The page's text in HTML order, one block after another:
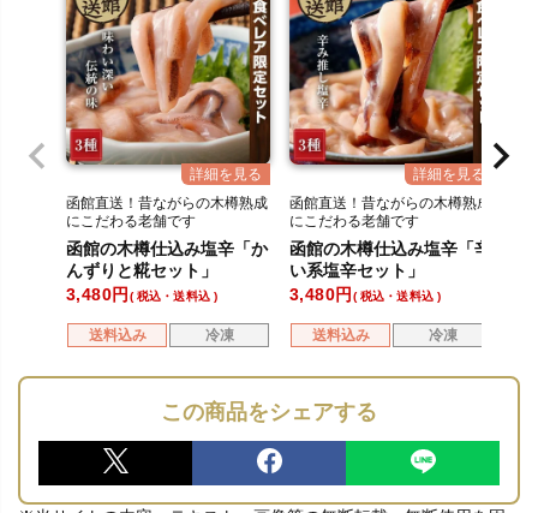
函館直送！昔ながらの木樽熟成
にこだわる老舗です
函館の木樽仕込み塩辛「か
んずりと糀セット」
送料込み 冷凍
3,480 税込・送料込
函館直送！昔ながらの木樽熟成
にこだわる老舗です
函館の木樽仕込み塩辛「辛
い系塩辛セット」
送料込み 冷凍
3,480 税込・送料込
この商品をシェアする